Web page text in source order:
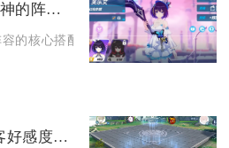
关于崩坏3冰系女武神的阵容有什么经验分享
的核心搭配经验，首要遵循增伤辅核
请问新笑傲江湖侠客好感度的增长范围是多少